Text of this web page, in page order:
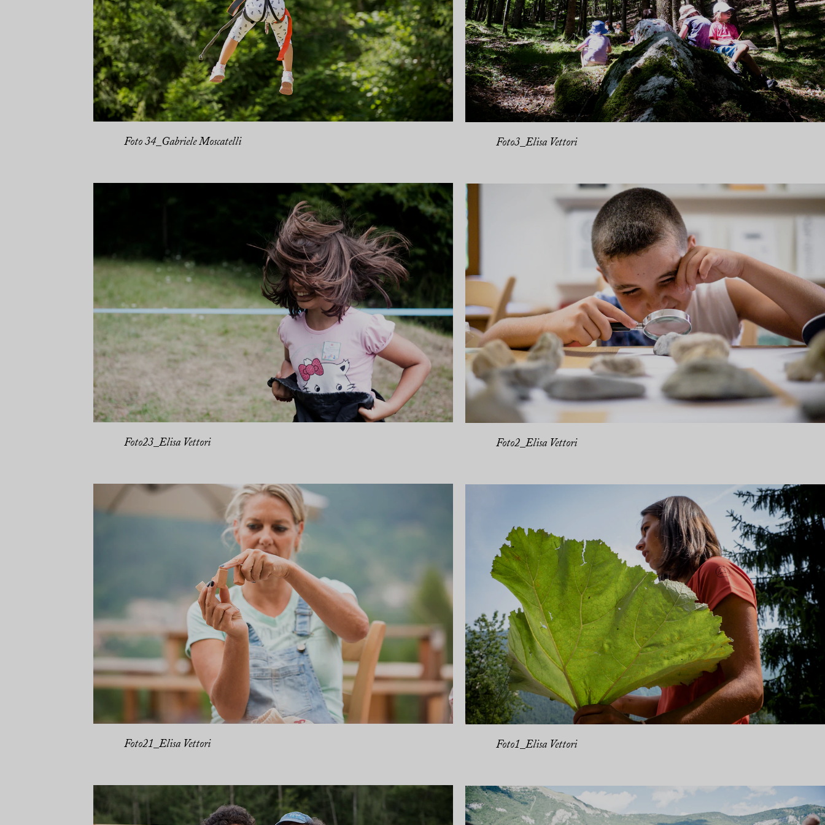
Foto 34_Gabriele Moscatelli
Foto23_Elisa Vettori
Foto21_Elisa Vettori
Foto3_Elisa Vettori
Foto2_Elisa Vettori
Foto1_Elisa Vettori